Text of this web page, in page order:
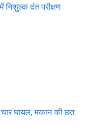
दंत परीक्षण
घायल, मकान की छत